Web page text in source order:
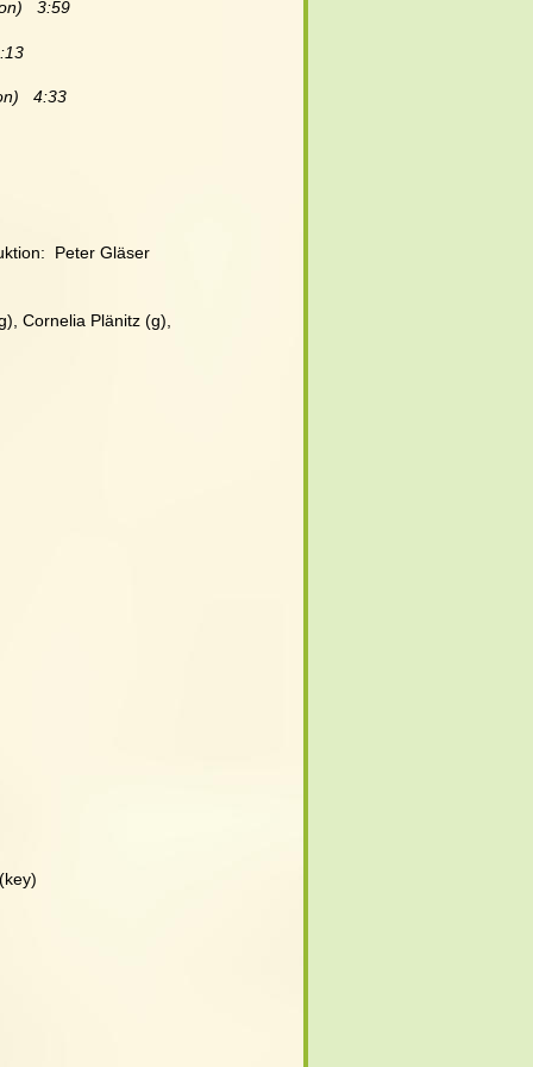
3:59
4:33
Peter Gläser
Cornelia Plänitz (g),